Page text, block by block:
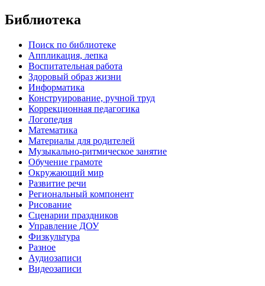
Библиотека
Поиск по библиотеке
Аппликация, лепка
Воспитательная работа
Здоровый образ жизни
Информатика
Конструирование, ручной труд
Коррекционная педагогика
Логопедия
Математика
Материалы для родителей
Музыкально-ритмическое занятие
Обучение грамоте
Окружающий мир
Развитие речи
Региональный компонент
Рисование
Сценарии праздников
Управление ДОУ
Физкультура
Разное
Аудиозаписи
Видеозаписи